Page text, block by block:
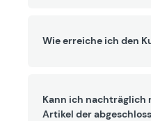
Wie erreiche ich den
Kann ich nachträglich
Artikel der